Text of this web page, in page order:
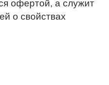
офертой, а служит
о свойствах